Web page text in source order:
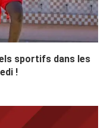
sportifs dans les
!